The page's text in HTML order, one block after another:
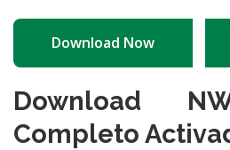
Download Now
Download
Completo